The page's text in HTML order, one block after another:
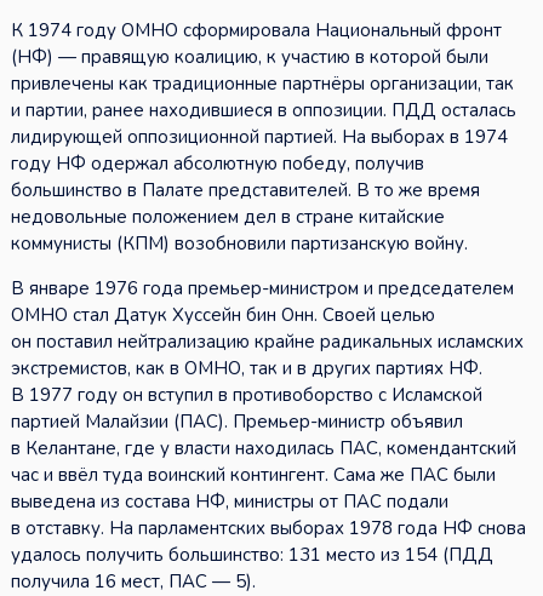
К 1974 году ОМНО сформировала Национальный фронт
(НФ) — правящую коалицию, к участию в которой были
привлечены как традиционные партнёры организации, так
и партии, ранее находившиеся в оппозиции. ПДД осталась
лидирующей оппозиционной партией. На выборах в 1974
году НФ одержал абсолютную победу, получив
большинство в Палате представителей. В то же время
недовольные положением дел в стране китайские
коммунисты (КПМ) возобновили партизанскую войну.
В январе 1976 года премьер-министром и председателем
ОМНО стал Датук Хуссейн бин Онн. Своей целью
он поставил нейтрализацию крайне радикальных исламских
экстремистов, как в ОМНО, так и в других партиях НФ.
В 1977 году он вступил в противоборство с Исламской
партией Малайзии (ПАС). Премьер-министр объявил
в Келантане, где у власти находилась ПАС, комендантский
час и ввёл туда воинский контингент. Сама же ПАС были
выведена из состава НФ, министры от ПАС подали
в отставку. На парламентских выборах 1978 года НФ снова
удалось получить большинство: 131 место из 154 (ПДД
получила 16 мест, ПАС — 5).